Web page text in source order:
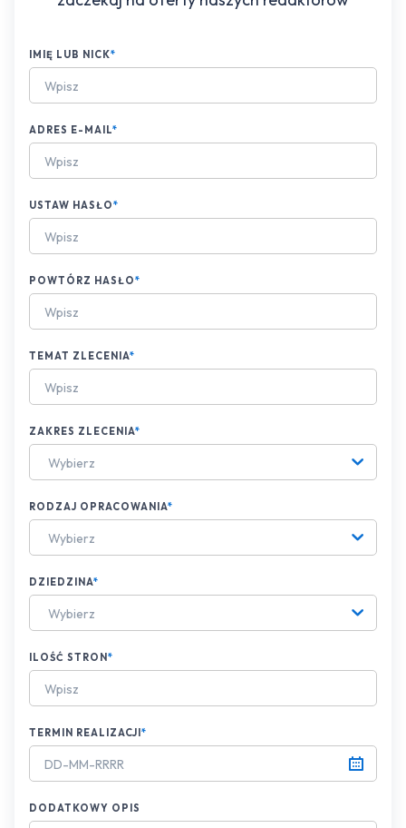
IMIĘ LUB NICK*
ADRES E-MAIL*
USTAW HASŁO*
POWTÓRZ HASŁO*
TEMAT ZLECENIA*
ZAKRES ZLECENIA*
Wybierz
RODZAJ OPRACOWANIA*
Wybierz
DZIEDZINA*
Wybierz
ILOŚĆ STRON*
TERMIN REALIZACJI *
DODATKOWY OPIS